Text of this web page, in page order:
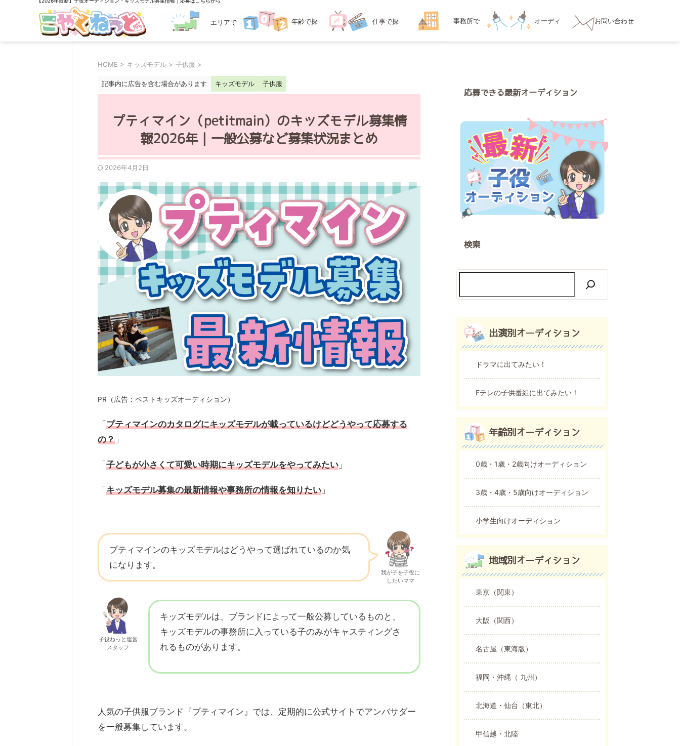
エリアで
探す
年齢で探
す
仕事で探
す
事務所で
探す
オーディ
ション対策
お問い合わせ
HOME > キッズモデル > 子供服 >
記事内に広告を含む場合があります キッズモデル 子供服
プティマイン（petitmain）のキッズモデル募集情
報2026年｜一般公募など募集状況まとめ
2026年4月2日
PR（広告：ベストキッズオーディション）
「プティマインのカタログにキッズモデルが載っているけどどうやって応募する
の？ 」
「子どもが小さくて可愛い時期にキッズモデルをやってみたい 」
「キッズモデル募集の最新情報や事務所の情報を知りたい 」
プティマインのキッズモデルはどうやって選ばれているのか気
になります。
我が子を子役に
したいママ
子役ねっと運営
スタッフ
キッズモデルは、ブランドによって一般公募しているものと、
キッズモデルの事務所に入っている子のみがキャスティングさ
れるものがあります。
人気の子供服ブランド『プティマイン』では、定期的に公式サイトでアンバサダー
を一般募集しています。
応募できる最新オーディション
検索
出演別オーディション
ドラマに出てみたい！
Eテレの子供番組に出てみたい！
年齢別オーディション
0歳・1歳・2歳向けオーディション
3歳・4歳・5歳向けオーディション
小学生向けオーディション
地域別オーディション
東京（関東）
大阪（関西）
名古屋（東海版）
福岡・沖縄（ 九州）
北海道・仙台（東北）
甲信越・北陸